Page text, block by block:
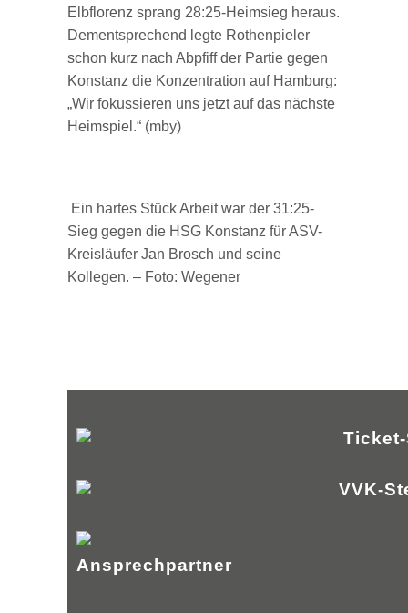
Elbflorenz sprang 28:25-Heimsieg heraus.
Dementsprechend legte Rothenpieler
schon kurz nach Abpfiff der Partie gegen
Konstanz die Konzentration auf Hamburg:
„Wir fokussieren uns jetzt auf das nächste
Heimspiel.“ (mby)
Ein hartes Stück Arbeit war der 31:25-
Sieg gegen die HSG Konstanz für ASV-
Kreisläufer Jan Brosch und seine
Kollegen. – Foto: Wegener
VVK-
Ansprechpartner